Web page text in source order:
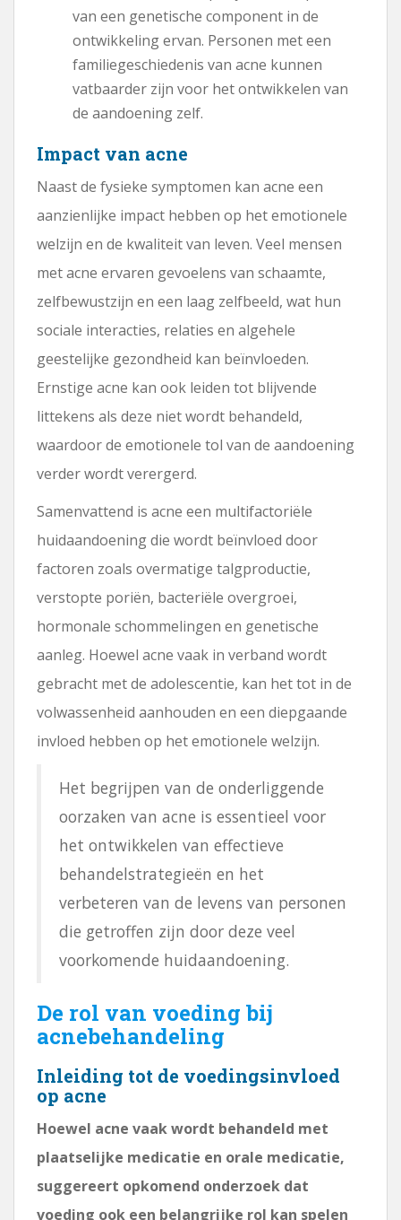
van een genetische component in de
ontwikkeling ervan. Personen met een
familiegeschiedenis van acne kunnen
vatbaarder zijn voor het ontwikkelen van
de aandoening zelf.
Impact van acne
Naast de fysieke symptomen kan acne een
aanzienlijke impact hebben op het emotionele
welzijn en de kwaliteit van leven. Veel mensen
met acne ervaren gevoelens van schaamte,
zelfbewustzijn en een laag zelfbeeld, wat hun
sociale interacties, relaties en algehele
geestelijke gezondheid kan beïnvloeden.
Ernstige acne kan ook leiden tot blijvende
littekens als deze niet wordt behandeld,
waardoor de emotionele tol van de aandoening
verder wordt verergerd.
Samenvattend is acne een multifactoriële
huidaandoening die wordt beïnvloed door
factoren zoals overmatige talgproductie,
verstopte poriën, bacteriële overgroei,
hormonale schommelingen en genetische
aanleg. Hoewel acne vaak in verband wordt
gebracht met de adolescentie, kan het tot in de
volwassenheid aanhouden en een diepgaande
invloed hebben op het emotionele welzijn.
Het begrijpen van de onderliggende
oorzaken van acne is essentieel voor
het ontwikkelen van effectieve
behandelstrategieën en het
verbeteren van de levens van personen
die getroffen zijn door deze veel
voorkomende huidaandoening.
De rol van voeding bij
acnebehandeling
Inleiding tot de voedingsinvloed
op acne
Hoewel acne vaak wordt behandeld met
plaatselijke medicatie en orale medicatie,
suggereert opkomend onderzoek dat
voeding ook een belangrijke rol kan spelen